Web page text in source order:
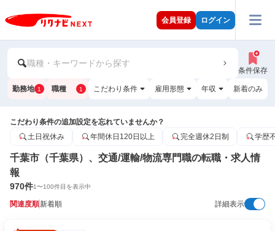
会員登録 ログイン
職種・キーワードから探す
条件保存
勤務地 1 職種 1 こだわり条件 雇用形態 年収 新着のみ
こだわり条件の追加設定を忘れていませんか？
土日祝休み
年間休日120日以上 完全週休2日制 学歴
千葉市（千葉県）、交通/運輸/物流専門職の転職・求人情
報
970件1〜100件目を表示中
関連度順新着順 詳細表示